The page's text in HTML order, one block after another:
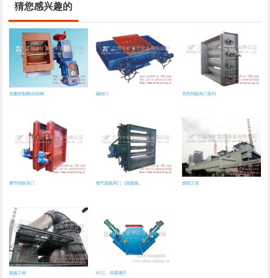
猜您感兴趣的
流量控制阀/回转阀 隔绝门 关闭挡板风门系列
调节挡板风门 烟气脱硫风门（脱硫烟.. 脱硝工程
脱硫工程 FC三、四通溜子